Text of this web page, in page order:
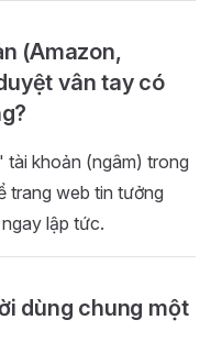
(Amazon,
vân tay có
khoản (ngâm) trong
trang web tin tưởng
lập tức.
dùng chung một